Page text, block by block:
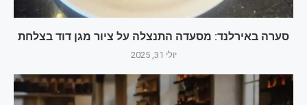
סערה באירלנד: מסעדה התנצלה על ציור מגן דוד בצלחת
יולי 31, 2025